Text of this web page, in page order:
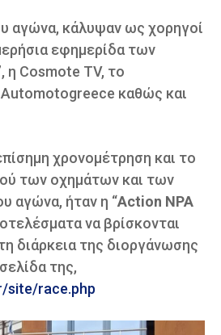
αγώνα, κάλυψαν ως χορηγοί
εφημερίδα των
η Cosmote TV, το
καθώς και
χρονομέτρηση και το
των οχημάτων και των
αγώνα, ήταν η “Action NPA
να βρίσκονται
διάρκεια της διοργάνωσης
της,
site/race.php